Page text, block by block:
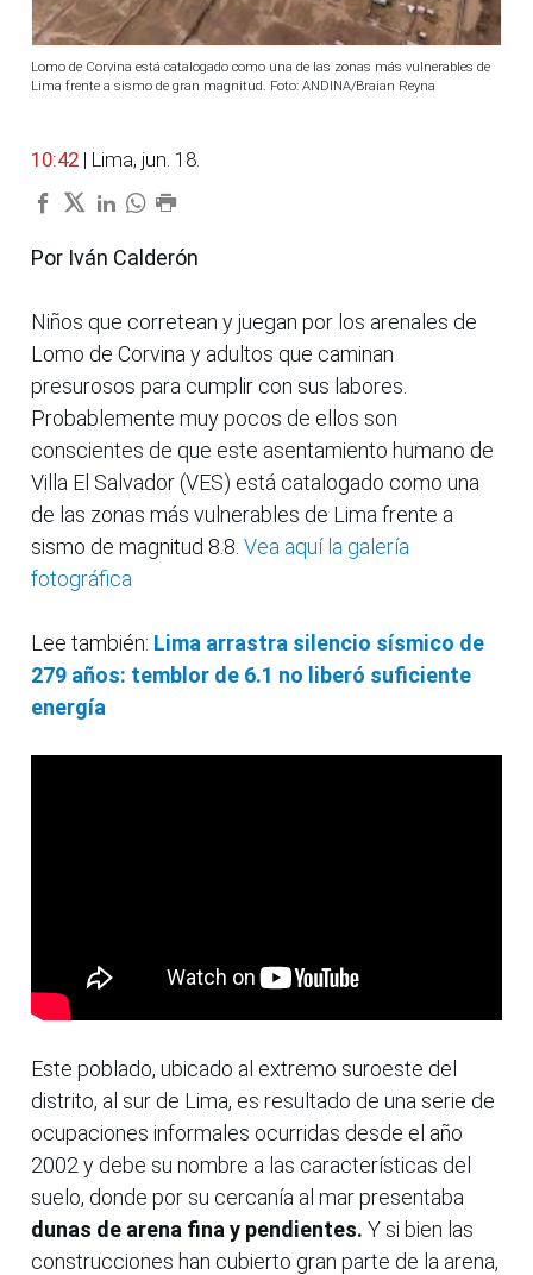
Lomo de Corvina está catalogado como una de las zonas más vulnerables de
Lima frente a sismo de gran magnitud. Foto: ANDINA/Braian Reyna
10:42 | Lima, jun. 18.
Por Iván Calderón
Niños que corretean y juegan por los arenales de
Lomo de Corvina y adultos que caminan
presurosos para cumplir con sus labores.
Probablemente muy pocos de ellos son
conscientes de que este asentamiento humano de
Villa El Salvador (VES) está catalogado como una
de las zonas más vulnerables de Lima frente a
sismo de magnitud 8.8. Vea aquí la galería
fotográfica
Lee también: Lima arrastra silencio sísmico de
279 años: temblor de 6.1 no liberó suficiente
energía
Este poblado, ubicado al extremo suroeste del
distrito, al sur de Lima, es resultado de una serie de
ocupaciones informales ocurridas desde el año
2002 y debe su nombre a las características del
suelo, donde por su cercanía al mar presentaba
dunas de arena fina y pendientes. Y si bien las
construcciones han cubierto gran parte de la arena,